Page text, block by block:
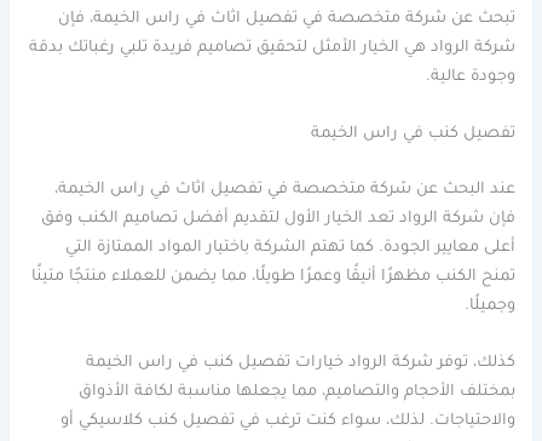
تبحث عن شركة متخصصة في تفصيل اثاث في راس الخيمة، فإن
شركة الرواد هي الخيار الأمثل لتحقيق تصاميم فريدة تلبي رغباتك بدقة
وجودة عالية.
تفصيل كنب في راس الخيمة
عند البحث عن شركة متخصصة في تفصيل اثاث في راس الخيمة،
فإن شركة الرواد تعد الخيار الأول لتقديم أفضل تصاميم الكنب وفق
أعلى معايير الجودة. كما تهتم الشركة باختيار المواد الممتازة التي
تمنح الكنب مظهرًا أنيقًا وعمرًا طويلًا، مما يضمن للعملاء منتجًا متينًا
وجميلًا.
كذلك، توفر شركة الرواد خيارات تفصيل كنب في راس الخيمة
بمختلف الأحجام والتصاميم، مما يجعلها مناسبة لكافة الأذواق
والاحتياجات. لذلك، سواء كنت ترغب في تفصيل كنب كلاسيكي أو